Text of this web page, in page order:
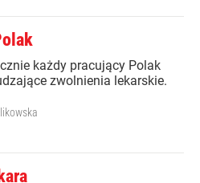
każdy pracujący Polak
zwolnienia lekarskie.